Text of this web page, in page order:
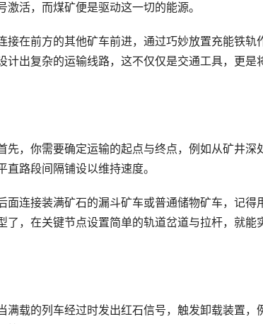
活，而煤矿便是驱动这一切的能源。
在前方的其他矿车前进，通过巧妙放置充能铁轨
出复杂的运输线路，这不仅仅是交通工具，更是
，你需要确定运输的起点与终点，例如从矿井深
路段间隔铺设以维持速度。
连接装满矿石的漏斗矿车或普通储物矿车，记得
，在关键节点设置简单的轨道岔道与拉杆，就能
载的列车经过时发出红石信号，触发卸载装置，